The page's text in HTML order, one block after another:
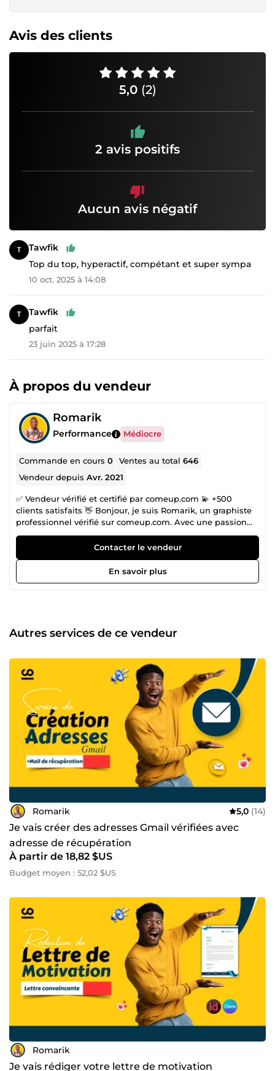
Avis des clients
5,0 (2)
2 avis positifs
Aucun avis négatif
Tawfik
Top du top, hyperactif, compétant et super sympa
10 oct. 2025 à 14:08
Tawfik
parfait
23 juin 2025 à 17:28
À propos du vendeur
Romarik
Performance Médiocre
Commande en cours0 Ventes au total646
Vendeur depuisAvr. 2021
✅ Vendeur vérifié et certifié par comeup.com 💫 +500
clients satisfaits 👋 Bonjour, je suis Romarik, un graphiste
professionnel vérifié sur comeup.com. Avec une passion
pour la création visuelle, je suis déterminé à donner vie à
vos idées. 🎨 Mon expertise s'étend à divers domaines,
notamment : Mises en page créatives : Je peux transformer
vos documents en des œuvres d'art visuellement
captivantes. Conception de miniatures : Les miniatures
par une expérience solide, une créativité sans limites, et
priorité numéro un, et je m'engage à livrer des résultats
exceptionnels à chaque projet. 📈 Vous avez une vision ?
Laissez-moi la concrétiser pour vous. Discutons de vos
besoins et voyons comment je peux apporter de la valeur à
votre projet. Contactez-moi dès aujourd'hui !
Contacter le vendeur
En savoir plus
Autres services de ce vendeur
Romarik 5,0 (14)
Je vais créer des adresses Gmail vérifiées avec
adresse de récupération
À partir de 18,82 $US
Budget moyen : 52,02 $US
Romarik
Je vais rédiger votre lettre de motivation